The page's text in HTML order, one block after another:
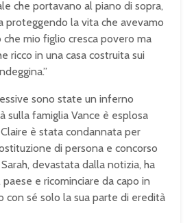
che portavano al piano di sopra,
proteggendo la vita che avevamo
che mio figlio cresca povero ma
ricco in una casa costruita sui
sono state un inferno
sulla famiglia Vance è esplosa
è stata condannata per
di persona e concorso
devastata dalla notizia, ha
e ricominciare da capo in
con sé solo la sua parte di eredità